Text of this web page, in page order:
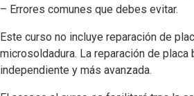
– Errores comunes que debes evitar.
Este curso no incluye reparación de
microsoldadura. La reparación de placa
independiente y más avanzada.